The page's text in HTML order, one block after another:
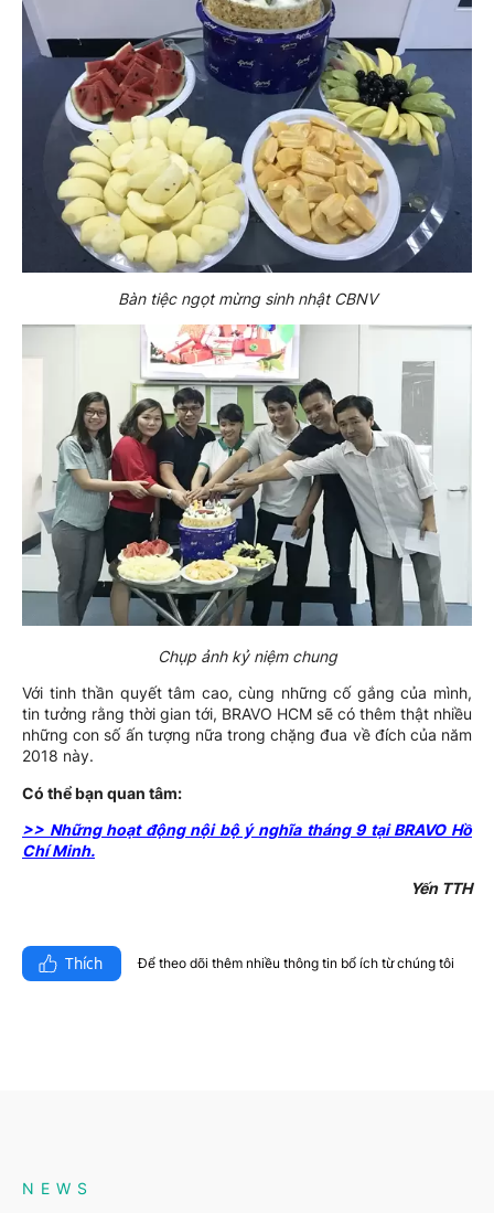
Bàn tiệc ngọt mừng sinh nhật CBNV
Chụp ảnh kỷ niệm chung
Với tinh thần quyết tâm cao, cùng những cố gắng của mình,
tin tưởng rằng thời gian tới, BRAVO HCM sẽ có thêm thật nhiều
những con số ấn tượng nữa trong chặng đua về đích của năm
2018 này.
Có thể bạn quan tâm:
>> Những hoạt động nội bộ ý nghĩa tháng 9 tại BRAVO Hồ
Chí Minh.
Yến TTH
Thích Để theo dõi thêm nhiều thông tin bổ ích từ chúng tôi​
NEWS